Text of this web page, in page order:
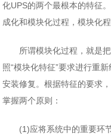
化UPS的两个最根本的特征
成化和模块化过程，模块化
所谓模块化过程，就是
照“模块化特征”要求进行重
安装修复。根据特征的要求
掌握两个原则：
(1)应将系统中的重要环